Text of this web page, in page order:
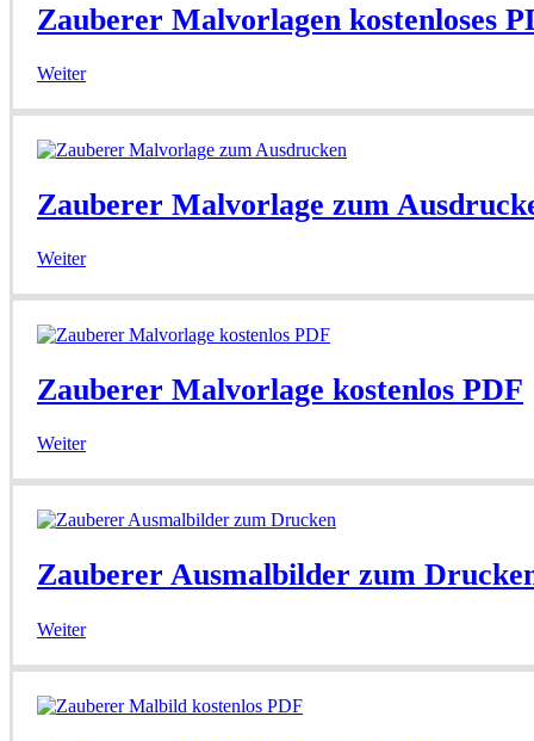
Zauberer Malvorlagen kostenloses
Weiter
Zauberer Malvorlage zum
Weiter
Zauberer Malvorlage kostenlos PDF
Weiter
Zauberer Ausmalbilder zum
Weiter